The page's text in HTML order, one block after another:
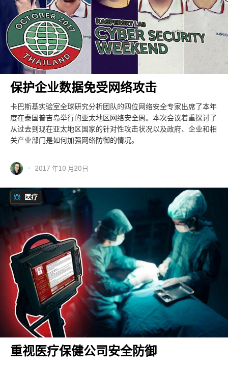
保护企业数据免受网络攻击
卡巴斯基实验室全球研究分析团队的四位网络安全专家出席了本年
度在泰国普吉岛举行的亚太地区网络安全周。本次会议着重探讨了
从过去到现在亚太地区国家的针对性攻击状况以及政府、企业和相
关产业部门是如何加强网络防御的情况。
2017 年10 月20日
医疗
重视医疗保健公司安全防御